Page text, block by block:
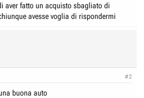
aver fatto un acquisto sbagliato di
avesse voglia di rispondermi
#2
buona auto